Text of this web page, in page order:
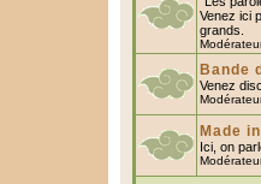
Venez ici
grands.
Bande
Venez
Made
Ici, on